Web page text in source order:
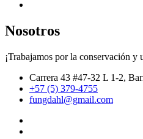
Nosotros
¡Trabajamos por la conservación y
Carrera 43 #47-32 L 1-2,
+57 (5) 379-4755
fungdahl@gmail.com